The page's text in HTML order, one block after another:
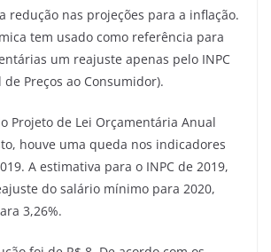
redução nas projeções para a inflação.
tem usado como referência para
um reajuste apenas pelo INPC
Preços ao Consumidor).
Projeto de Lei Orçamentária Anual
houve uma queda nos indicadores
A estimativa para o INPC de 2019,
do salário mínimo para 2020,
3,26%.